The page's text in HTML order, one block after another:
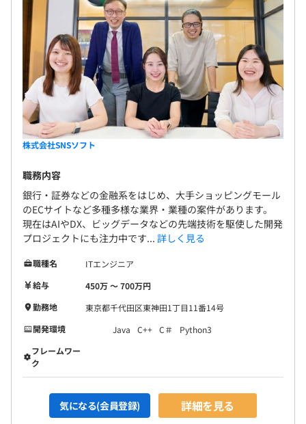
3カ月（条件などの変更はありません）
アントの業界知識も深められます。 ・専任のカウン
セラーがエンジニアをサポート！月1〜2回のペース
で面談をおこないます。 ・社長もエンジニアのアサ
イン先に顔を出して相談に乗っていますし、大手メ
ーカー出身のエンジニアからもキャリアについての
アドバイスが受けられます。
株式会社SNSソフト
職務内容
銀行・証券などの金融系をはじめ、大手ショッピングモール
のECサイトなど多種多様な業界・業種の案件があります。
現在はAIやDX、ビッグデータなどの先端技術を駆使した開発
プロジェクトにも注力中です... 詳しく見る
職種名
ITエンジニア
給与
450万 〜 700万円
勤務地
東京都千代田区東神田1丁目11番14号
開発環境
Java C++ C＃
Python3
フレームワー
ク
気になる(会員登録) 詳細を見る